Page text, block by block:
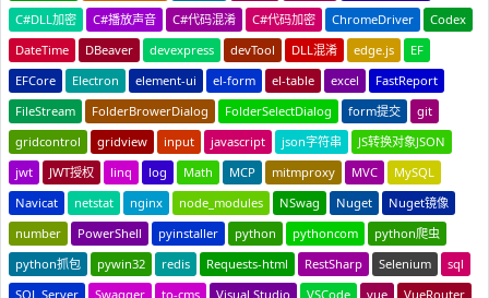
C#DLL加密
C#播放声音 C#代码混淆 C#代码加密 ChromeDriver
Codex
DateTime
DBeaver devexpress devTool DLL混淆 edge.js
EF
EFCore
Electron element-ui el-form el-table excel
FastReport
FileStream
FolderBrowerDialog FolderSelectDialog form提交
git
gridcontrol
gridview input javascript json字符串
JS转换对象JSON
jwt
JWT授权 linq log Math MCP mitmproxy MVC
MySQL
Navicat
netstat nginx node_modules NSwag Nuget
Nuget镜像
number
PowerShell pyinstaller python pythoncom
python爬虫
python抓包
pywin32 redis Requests-html RestSharp Selenium
sql
SQL Server
Swagger to-cms Visual Studio VSCode vue
VueRouter